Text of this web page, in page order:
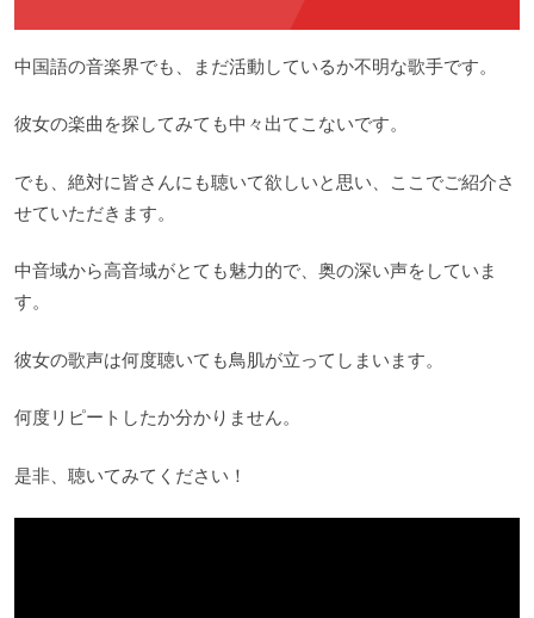
中国語の音楽界でも、まだ活動しているか不明な歌手です。
彼女の楽曲を探してみても中々出てこないです。
でも、絶対に皆さんにも聴いて欲しいと思い、ここでご紹介さ
せていただきます。
中音域から高音域がとても魅力的で、奥の深い声をしていま
す。
彼女の歌声は何度聴いても鳥肌が立ってしまいます。
何度リピートしたか分かりません。
是非、聴いてみてください！